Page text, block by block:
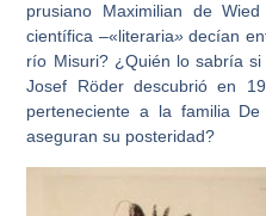
prusiano Maximilian de
científica –«literaria»decían
río Misuri? ¿Quién lo sabría
Josef Röder descubrió en
perteneciente a la familia
aseguran su posteridad?